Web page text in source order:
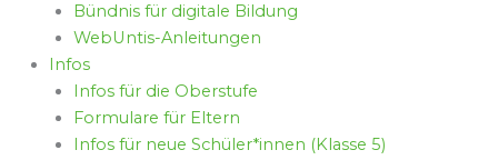
Bündnis für digitale Bildung
WebUntis-Anleitungen
Infos
Infos für die Oberstufe
Formulare für Eltern
Infos für neue Schüler*innen (Klasse 5)